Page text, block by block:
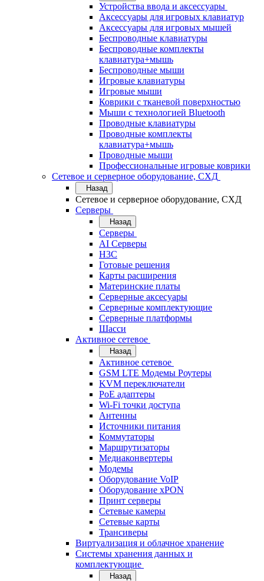
Устройства ввода и аксессуары
Аксессуары для игровых клавиатур
Аксессуары для игровых мышей
Беспроводные клавиатуры
Беспроводные комплекты
клавиатура+мышь
Беспроводные мыши
Игровые клавиатуры
Игровые мыши
Коврики с тканевой поверхностью
Мыши с технологией Bluetooth
Проводные клавиатуры
Проводные комплекты
клавиатура+мышь
Проводные мыши
Профессиональные игровые коврики
Сетевое и серверное оборудование, СХД
Назад
Сетевое и серверное оборудование, СХД
Cерверы
Назад
Cерверы
AI Серверы
H3C
Готовые решения
Карты расширения
Материнские платы
Серверные аксесуары
Серверные комплектующие
Серверные платформы
Шасси
Активное сетевое
Назад
Активное сетевое
GSM LTE Модемы Роутеры
KVM переключатели
PoE адаптеры
Wi-Fi точки доступа
Антенны
Источники питания
Коммутаторы
Маршрутизаторы
Медиаконвертеры
Модемы
Оборудование VoIP
Оборудование xPON
Принт серверы
Сетевые камеры
Сетевые карты
Трансиверы
Виртуализация и облачное хранение
Системы хранения данных и
комплектующие
Назад